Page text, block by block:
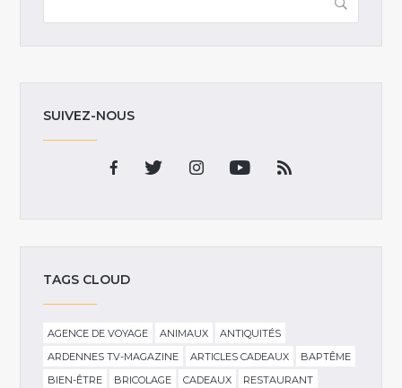
SUIVEZ-NOUS
TAGS CLOUD
AGENCE DE VOYAGE ANIMAUX
ANTIQUITÉS
ARDENNES TV-MAGAZINE
ARTICLES CADEAUX
BAPTÊME
BIEN-ÊTRE
BRICOLAGE CADEAUX
RESTAURANT